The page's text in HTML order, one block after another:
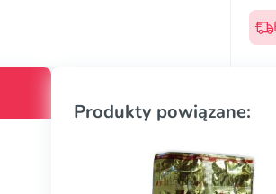
Produkty powiązane: